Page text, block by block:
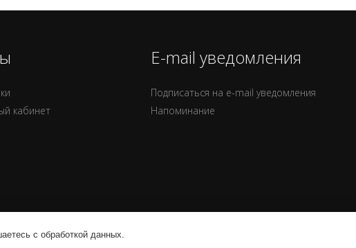
кабинет
E-mail уведомления
Подписаться на e-mail уведомления
Напоминание
с обработкой данных.